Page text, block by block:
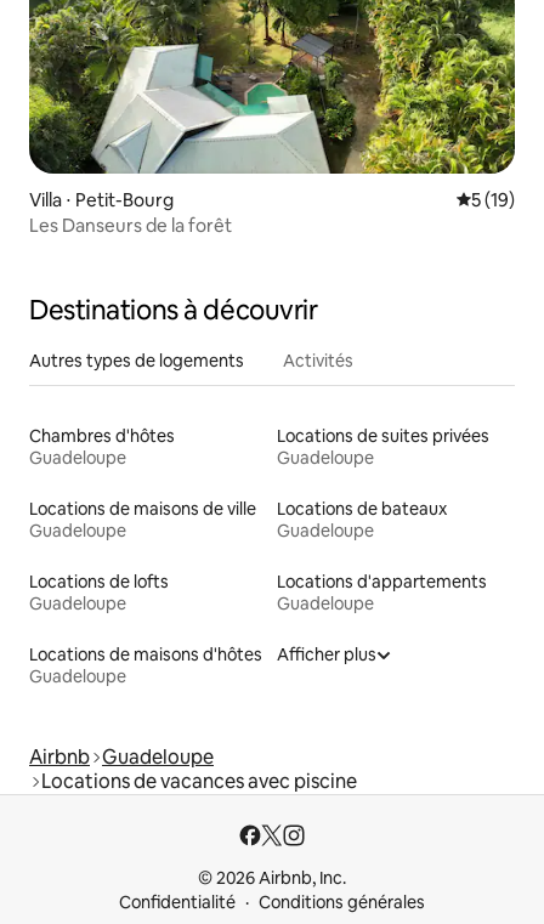
Villa ⋅ Petit-Bourg
5 (19)
Les Danseurs de la forêt
Destinations à découvrir
Autres types de logements Activités
Chambres d'hôtes
Guadeloupe
Locations de suites privées
Guadeloupe
Locations de maisons de ville
Guadeloupe
Locations de bateaux
Guadeloupe
Locations de lofts
Guadeloupe
Locations d'appartements
Guadeloupe
Locations de maisons d'hôtes
Guadeloupe
Afficher plus
Airbnb Guadeloupe
Locations de vacances avec piscine
© 2026 Airbnb, Inc.
Confidentialité
Conditions générales